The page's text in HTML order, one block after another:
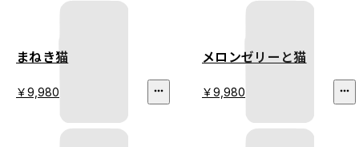
まねき猫
￥9,980
メロンゼリーと猫
￥9,980